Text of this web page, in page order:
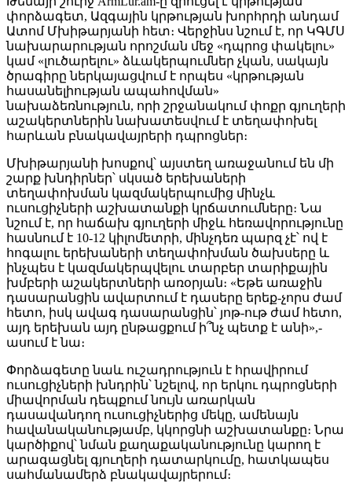
փորձագետ, Ազգային կրթության խորհրդի անդամ
Ատոմ Մխիթարյանի հետ։ Վերջինս նշում է, որ ԿԳՄՍ
նախարարության որոշման մեջ «դպրոց փակելու»
կամ «լուծարելու» ձևակերպումներ չկան, սակայն
ծրագիրը ներկայացվում է որպես «կրթության
հասանելիության ապահովման»
նախաձեռնություն, որի շրջանակում փոքր գյուղերի
աշակերտներին նախատեսվում է տեղափոխել
հարևան բնակավայրերի դպրոցներ։
Մխիթարյանի խոսքով՝ այստեղ առաջանում են մի
շարք խնդիրներ՝ սկսած երեխաների
տեղափոխման կազմակերպումից մինչև
ուսուցիչների աշխատանքի կրճատումները։ Նա
նշում է, որ հաճախ գյուղերի միջև հեռավորությունը
հասնում է 10-12 կիլոմետրի, մինչդեռ պարզ չէ՝ ով է
հոգալու երեխաների տեղափոխման ծախսերը և
ինչպես է կազմակերպվելու տարբեր տարիքային
խմբերի աշակերտների առօրյան։ «Եթե առաջին
դասարանցին ավարտում է դասերը երեք-չորս ժամ
հետո, իսկ ավագ դասարանցին՝ յոթ-ութ ժամ հետո,
այդ երեխան այդ ընթացքում ի՞նչ պետք է անի»,-
ասում է նա։
Փորձագետը նաև ուշադրություն է հրավիրում
ուսուցիչների խնդրին՝ նշելով, որ երկու դպրոցների
միավորման դեպքում նույն առարկան
դասավանդող ուսուցիչներից մեկը, ամենայն
հավանականությամբ, կկորցնի աշխատանքը։ Նրա
կարծիքով՝ նման քաղաքականությունը կարող է
արագացնել գյուղերի դատարկումը, հատկապես
սահմանամերձ բնակավայրերում։